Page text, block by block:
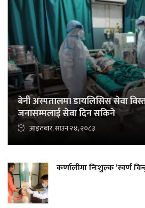
बेनी अस्पतालमा डायलिसिस सेवा
जनासम्मलाई सेवा दिन सकिने
आइतबार, साउन २४, २०८३
कर्णालीमा निःशुल्क ‘स्वर्ण